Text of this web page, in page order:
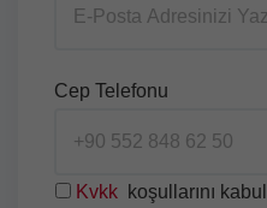
Cep Telefonu
Kvkk koşullarını